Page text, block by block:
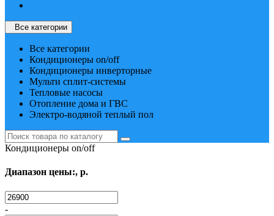
Все категории
Все категории
Кондиционеры on/off
Кондиционеры инверторные
Мульти сплит-системы
Тепловые насосы
Отопление дома и ГВС
Электро-водяной теплый пол
Кондиционеры on/off
Диапазон цены:, р.
-